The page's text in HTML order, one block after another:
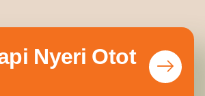
Nyeri Otot